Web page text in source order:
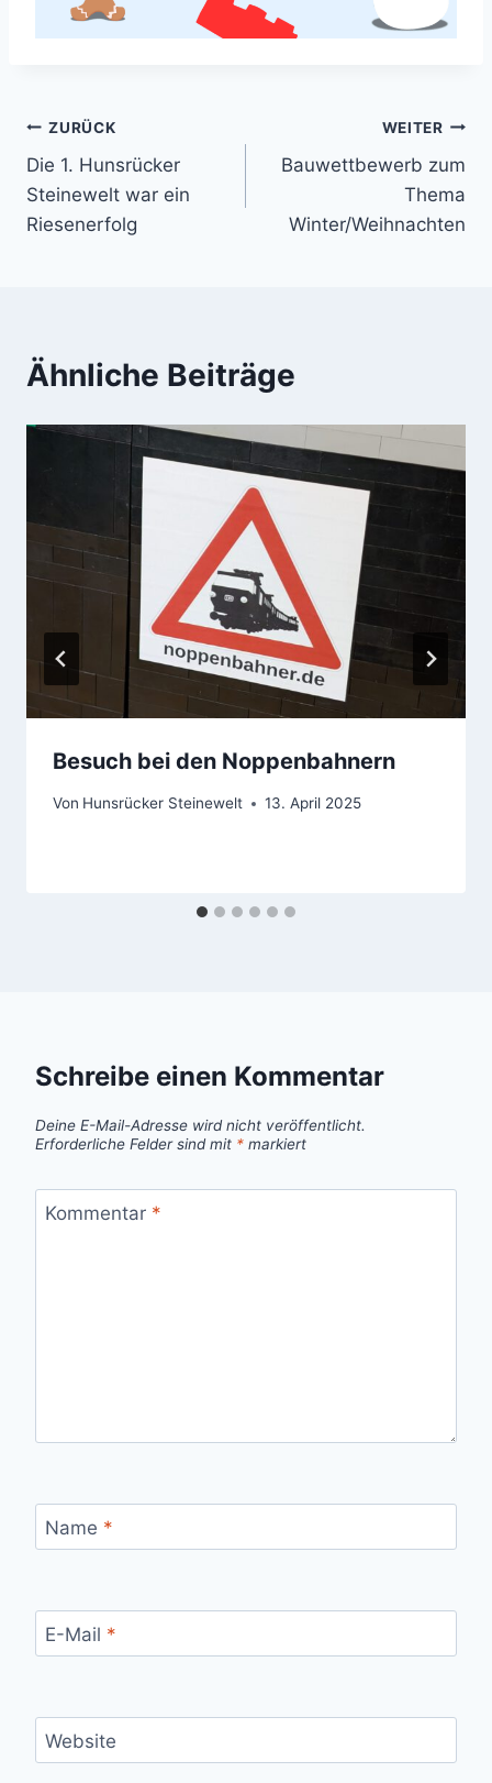
Beitragsnavigation
ZURÜCK
Die 1. Hunsrücker
Steinewelt war ein
Riesenerfolg
WEITER
Bauwettbewerb zum
Thema
Winter/Weihnachten
Ähnliche Beiträge
Besuch bei den Noppenbahnern
Von Hunsrücker Steinewelt 13. April 2025
Schreibe einen Kommentar
Deine E-Mail-Adresse wird nicht veröffentlicht.
Erforderliche Felder sind mit * markiert
Kommentar *
Name *
E-Mail *
Website